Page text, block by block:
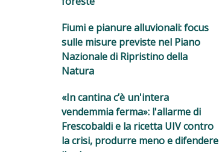
Fiumi e pianure alluvionali: focus
sulle misure previste nel Piano
Nazionale di Ripristino della
Natura
«In cantina c’è un'intera
vendemmia ferma»: l'allarme di
Frescobaldi e la ricetta UIV contro
la crisi, produrre meno e difendere